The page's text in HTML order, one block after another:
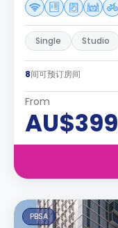
Single Studio
8间可预订房间
From
AU$399
PBSA